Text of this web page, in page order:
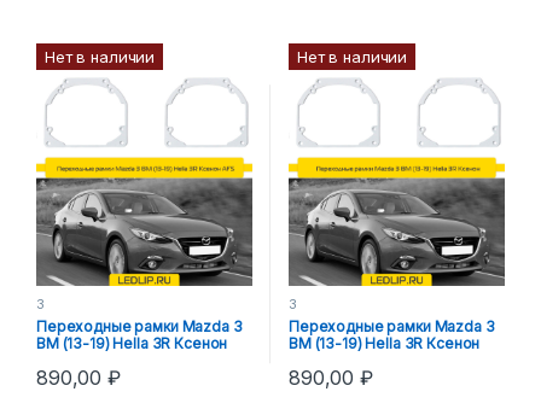
Нет в наличии
3
Переходные рамки Mazda 3
BM (13-19) Hella 3R Ксенон
890,00₽
Нет в наличии
3
Переходные рамки Mazda 3
BM (13-19) Hella 3R Ксенон
890,00₽